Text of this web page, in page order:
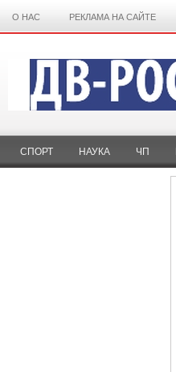
О НАС РЕКЛАМА НА САЙТЕ
СПОРТ НАУКА ЧП